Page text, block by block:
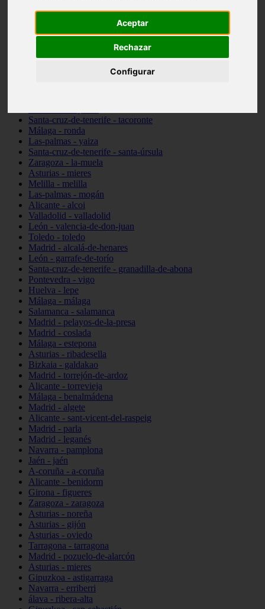
Aceptar
Rechazar
Configurar
Barcelona - barcelona
Pontevedra - lalín
Cantabria - val-de-san-vicente
Santa-cruz-de-tenerife - tacoronte
Málaga - ronda
Las-palmas - yaiza
Santa-cruz-de-tenerife - santa-úrsula
Zaragoza - la-muela
Asturias - mieres
Melilla - melilla
Las-palmas - mogán
Alicante - alcoi
Valladolid - valladolid
León - valencia-de-don-juan
Toledo - toledo
Madrid - alcalá-de-henares
León - garrafe-de-torío
Santa-cruz-de-tenerife - granadilla-de-abona
Pontevedra - vigo
Huelva - lepe
Málaga - málaga
Salamanca - salamanca
Madrid - pelayos-de-la-presa
Madrid - coslada
Málaga - estepona
Asturias - ribadesella
Bizkaia - galdakao
Madrid - torrejón-de-ardoz
Alicante - torrevieja
Málaga - benalmádena
Madrid - algete
Alicante - sant-vicent-del-raspeig
Madrid - parla
Madrid - leganés
Navarra - pamplona
Jaén - jaén
A-coruña - a-coruña
Alicante - benidorm
Girona - figueres
Zaragoza - zaragoza
Asturias - noreña
Asturias - gijón
Asturias - oviedo
Tarragona - tarragona
Madrid - pozuelo-de-alarcón
Asturias - mieres
Gipuzkoa - astigarraga
Navarra - erriberri
álava - ribera-alta